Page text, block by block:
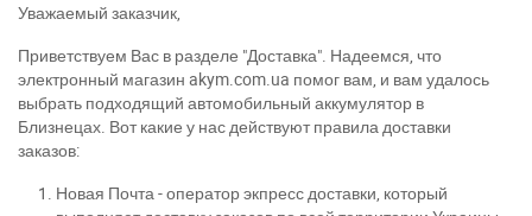
Уважаемый заказчик,
Приветствуем Вас в разделе "Доставка". Надеемся, что
электронный магазин akym.com.ua помог вам, и вам удалось
выбрать подходящий автомобильный аккумулятор в
Близнецах. Вот какие у нас действуют правила доставки
заказов:
Новая Почта - оператор экпресс доставки, который